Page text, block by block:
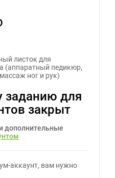
листок для
(аппаратный педикюр,
ног и рук)
заданию для
закрыт
дополнительные
аккаунт, вам нужно